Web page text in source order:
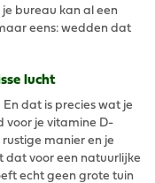
bureau kan al een
eens: wedden dat
lucht
dat is precies wat je
voor je vitamine D-
manier en je
dat voor een natuurlijke
echt geen grote tuin